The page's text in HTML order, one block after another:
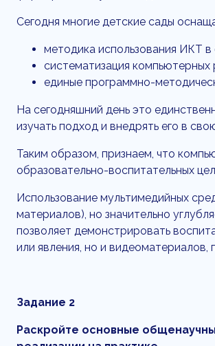
Сегодня многие детские сады
методика использования ИКТ
систематизация
единые программно-
На сегодняшний день это
изучать подход и внедрять его в
Таким образом, признаем, что
образовательно-воспитательных
Использование мультимедийных
материалов), но значительно
позволяет демонстрировать
или явления, но и
Задание 2
Раскройте основные